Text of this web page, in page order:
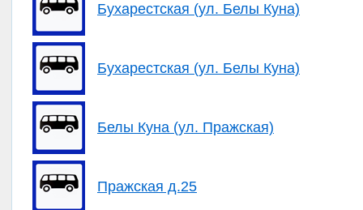
Бухарестская (ул. Белы Куна)
Бухарестская (ул. Белы Куна)
Белы Куна (ул. Пражская)
Пражская д.25